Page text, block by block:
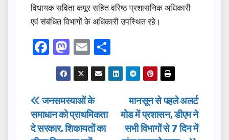
विधायक सविता कपूर सहित वरिष्ठ प्रशासनिक अधिकारी
एवं संबंधित विभागों के अधिकारी उपस्थित रहे।
F
a
c
e
b
o
M
a
st
o
d
o
E
m
ail
h
ar
Post
navigation
मानसून से पहले अलर्ट
मोड में प्रशासन, डीएम ने
सभी विभागों से 7 दिन में
जनसमस्याओं के
समाधान को प्राथमिकता
दे सरकार, शिकायतों का